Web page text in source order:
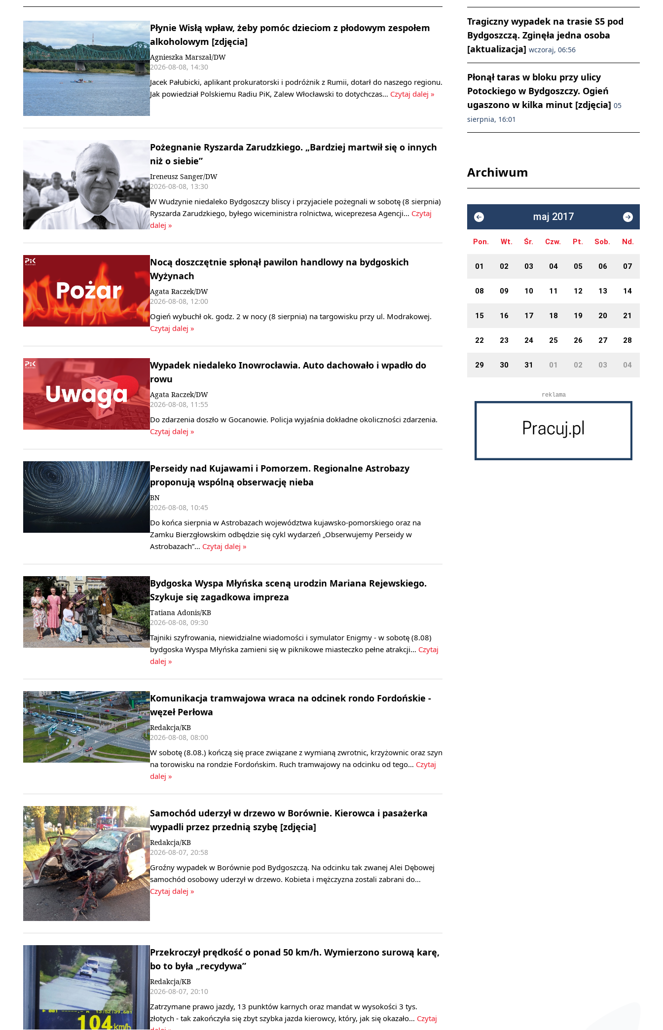
Płynie Wisłą wpław, żeby pomóc dzieciom z płodowym zespołem
alkoholowym [zdjęcia]
Agnieszka Marszał/DW
2026-08-08, 14:30
Jacek Pałubicki, aplikant prokuratorski i podróżnik z Rumii, dotarł do naszego regionu.
Jak powiedział Polskiemu Radiu PiK, Zalew Włocławski to dotychczas… Czytaj dalej »
Pożegnanie Ryszarda Zarudzkiego. „Bardziej martwił się o innych
niż o siebie”
Ireneusz Sanger/DW
2026-08-08, 13:30
W Wudzynie niedaleko Bydgoszczy bliscy i przyjaciele pożegnali w sobotę (8 sierpnia)
Ryszarda Zarudzkiego, byłego wiceministra rolnictwa, wiceprezesa Agencji… Czytaj
dalej »
Nocą doszczętnie spłonął pawilon handlowy na bydgoskich
Wyżynach
Agata Raczek/DW
2026-08-08, 12:00
Ogień wybuchł ok. godz. 2 w nocy (8 sierpnia) na targowisku przy ul. Modrakowej.
Czytaj dalej »
Wypadek niedaleko Inowrocławia. Auto dachowało i wpadło do
rowu
Agata Raczek/DW
2026-08-08, 11:55
Do zdarzenia doszło w Gocanowie. Policja wyjaśnia dokładne okoliczności zdarzenia.
Czytaj dalej »
Perseidy nad Kujawami i Pomorzem. Regionalne Astrobazy
proponują wspólną obserwację nieba
BN
2026-08-08, 10:45
Do końca sierpnia w Astrobazach województwa kujawsko-pomorskiego oraz na
Zamku Bierzgłowskim odbędzie się cykl wydarzeń „Obserwujemy Perseidy w
Astrobazach”… Czytaj dalej »
Bydgoska Wyspa Młyńska sceną urodzin Mariana Rejewskiego.
Szykuje się zagadkowa impreza
Tatiana Adonis/KB
2026-08-08, 09:30
Tajniki szyfrowania, niewidzialne wiadomości i symulator Enigmy - w sobotę (8.08)
bydgoska Wyspa Młyńska zamieni się w piknikowe miasteczko pełne atrakcji… Czytaj
dalej »
Komunikacja tramwajowa wraca na odcinek rondo Fordońskie -
węzeł Perłowa
Redakcja/KB
2026-08-08, 08:00
W sobotę (8.08.) kończą się prace związane z wymianą zwrotnic, krzyżownic oraz szyn
na torowisku na rondzie Fordońskim. Ruch tramwajowy na odcinku od tego… Czytaj
dalej »
Samochód uderzył w drzewo w Borównie. Kierowca i pasażerka
wypadli przez przednią szybę [zdjęcia]
Redakcja/KB
2026-08-07, 20:58
Groźny wypadek w Borównie pod Bydgoszczą. Na odcinku tak zwanej Alei Dębowej
samochód osobowy uderzył w drzewo. Kobieta i mężczyzna zostali zabrani do…
Czytaj dalej »
Przekroczył prędkość o ponad 50 km/h. Wymierzono surową karę,
bo to była „recydywa”
Redakcja/KB
2026-08-07, 20:10
Zatrzymane prawo jazdy, 13 punktów karnych oraz mandat w wysokości 3 tys.
złotych - tak zakończyła się zbyt szybka jazda kierowcy, który, jak się okazało… Czytaj
Tragiczny wypadek na trasie S5 pod
Bydgoszczą. Zginęła jedna osoba
[aktualizacja] wczoraj, 06:56
Płonął taras w bloku przy ulicy
Potockiego w Bydgoszczy. Ogień
ugaszono w kilka minut [zdjęcia] 05
sierpnia, 16:01
Archiwum
maj 2017
Pon. Wt. Śr. Czw. Pt. Sob. Nd.
01 02 03 04 05 06 07
08 09 10 11 12 13 14
15 16 17 18 19 20 21
22 23 24 25 26 27 28
29 30 31 01 02 03 04
reklama